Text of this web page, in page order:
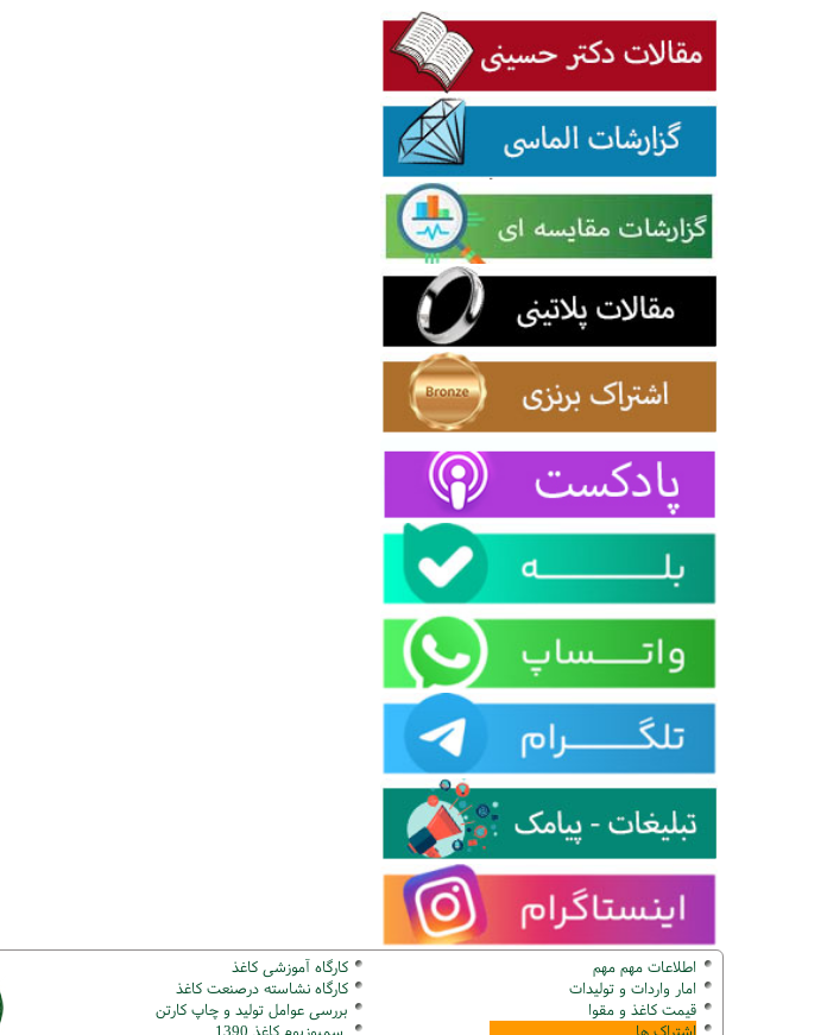
اطلاعات مهم مهم
امار واردات و تولیدات
قیمت کاغذ و مقوا
کارگاه آموزشی کاغذ
کارگاه نشاسته درصنعت کاغذ
بررسی عوامل تولید و چاپ کارتن